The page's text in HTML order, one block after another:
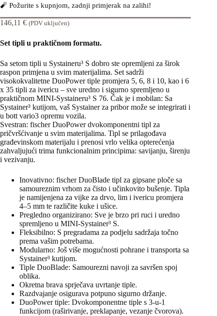
🧨 Požurite s kupnjom, zadnji primjerak na zalihi!
146,11 € (PDV uključen)
Set tipli u praktičnom formatu.
Sa setom tipli u Systaineru³ S dobro ste opremljeni za širok
raspon primjena u svim materijalima. Set sadrži
visokokvalitetne DuoPower tiple promjera 5, 6, 8 i 10, kao i 6
x 35 tipli za ivericu – sve uredno i sigurno spremljeno u
praktičnom MINI-Systaineru³ S 76. Čak je i mobilan: Sa
Systainer³ kutijom, vaš Systainer za pribor može se integrirati i
u bott vario3 opremu vozila.
Svestran: fischer DuoPower dvokomponentni tipl za
pričvršćivanje u svim materijalima. Tipl se prilagođava
građevinskom materijalu i prenosi vrlo velika opterećenja
zahvaljujući trima funkcionalnim principima: savijanju, širenju
i vezivanju.
Inovativno: fischer DuoBlade tipl za gipsane ploče sa
samoureznim vrhom za čisto i učinkovito bušenje. Tipla
je namijenjena za vijke za drvo, lim i ivericu promjera
4–5 mm te različite kuke i ušice.
Pregledno organizirano: Sve je brzo pri ruci i uredno
spremljeno u MINI-Systainer³ S.
Fleksibilno: S pregradama za podjelu sadržaja točno
prema vašim potrebama.
Modularno: Još više mogućnosti pohrane i transporta sa
Systainer³ kutijom.
Tiple DuoBlade: Samourezni navoji za savršen spoj
oblika.
Okretna brava sprječava uvrtanje tiple.
Razdvajanje osigurava potpuno sigurno držanje.
DuoPower tiple: Dvokomponentne tiple s 3-u-1
funkcijom (raširivanje, preklapanje, vezanje čvorova).